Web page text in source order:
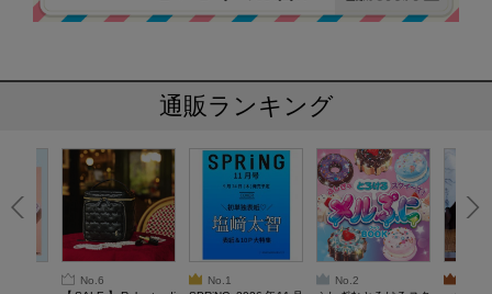
通販ランキング
No.6
No.1
No.2